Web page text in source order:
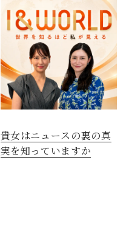
貴女はニュースの裏の真
実を知っていますか